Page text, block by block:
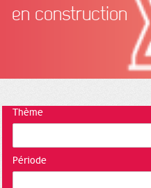
en construction
Thème
Période